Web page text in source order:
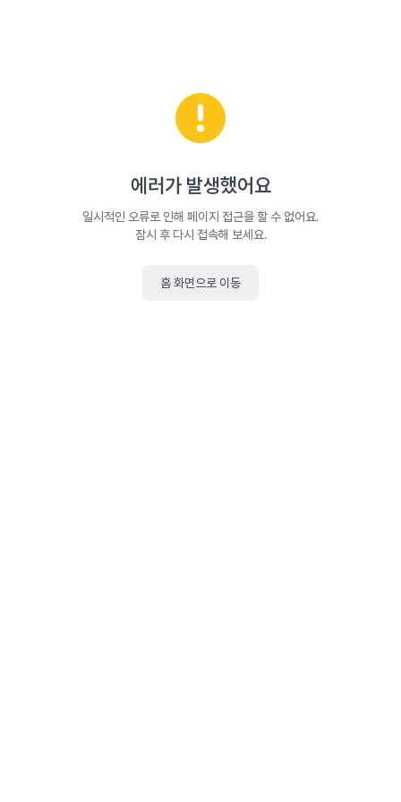
에러가 발생했어요
일시적인 오류로 인해 페이지 접근을 할 수 없어요.
잠시 후 다시 접속해 보세요.
홈 화면으로 이동